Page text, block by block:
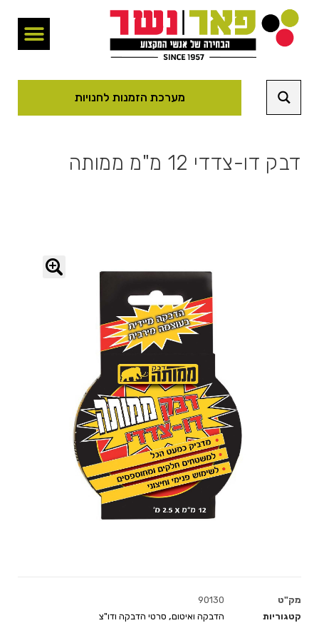
מערכת הזמנות לחנויות
דבק דו-צדדי 12 מ"מ ממותה
מק"ט
90130
קטגוריות
הדבקה ואיטום, סרטי הדבקה ודו"צ